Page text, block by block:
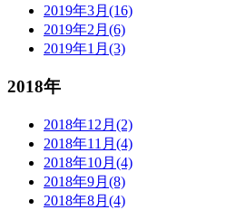
2019年3月(16)
2019年2月(6)
2019年1月(3)
2018年
2018年12月(2)
2018年11月(4)
2018年10月(4)
2018年9月(8)
2018年8月(4)